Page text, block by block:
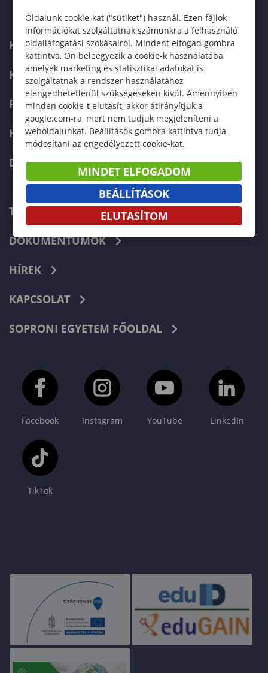
KARUNK
KÉPZÉSEK
FELVÉTELIZŐKNEK
HALLGATÓKNAK
DOKTORI ISKOLA
TELEFONKÖNYV
DOKUMENTUMOK
HÍREK
KAPCSOLAT
SOPRONI EGYETEM FŐOLDAL
Facebook Instagram YouTube LinkedIn
TikTok
Oldalunk cookie-kat ("sütiket") használ. Ezen fájlok
információkat szolgáltatnak számunkra a felhasználó
oldallátogatási szokásairól. Mindent elfogad gombra
kattintva, Ön beleegyezik a cookie-k használatába,
amelyek marketing és statisztikai adatokat is
szolgáltatnak a rendszer használatához
elengedhetetlenül szükségeseken kívül. Amennyiben
minden cookie-t elutasít, akkor átirányítjuk a
google.com-ra, mert nem tudjuk megjeleníteni a
weboldalunkat. Beállítások gombra kattintva tudja
módosítani az engedélyezett cookie-kat.
MINDET ELFOGADOM
BEÁLLÍTÁSOK
ELUTASÍTOM